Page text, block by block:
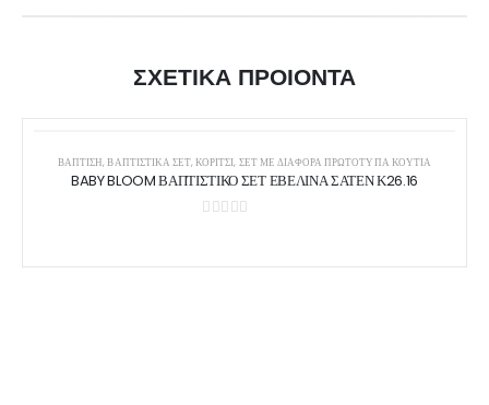
ΣΧΕΤΙΚΑ ΠΡΟΙΟΝΤΑ
ΒΑΠΤΙΣΗ,ΒΑΠΤΙΣΤΙΚΆ ΣΕΤ,ΚΟΡΊΤΣΙ, ΣΕΤ ΜΕ ΔΙΆΦΟΡΑ ΠΡΩΤΌΤΥΠΑ ΚΟΥΤΙΆ
BABY BLOOM ΒΑΠΤΙΣΤΙΚΟ ΣΕΤ ΕΒΕΛΙΝΑ ΣΑΤΕΝ Κ26.16